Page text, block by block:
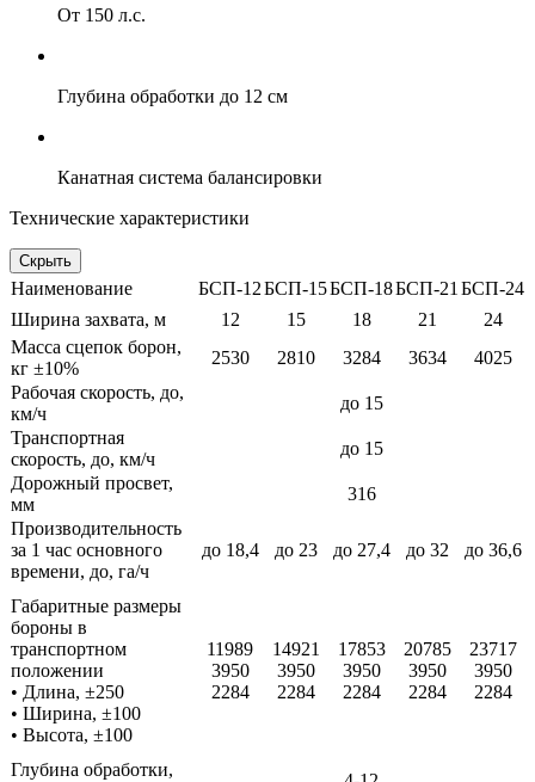
От 150 л.с.
Глубина обработки до 12 см
Канатная система балансировки
Технические характеристики
Скрыть
Наименование БСП-12БСП-15БСП-18БСП-21 БСП-24
Ширина захвата, м
12 15 18 21
24
Масса сцепок борон,
кг ±10%
2530 2810 3284 3634
4025
Рабочая скорость, до,
км/ч
до 15
Транспортная
скорость, до, км/ч
до 15
Дорожный просвет,
мм
316
Производительность
за 1 час основного
времени, до, га/ч
до 18,4 до 23 до 27,4 до 32 до 36,6
Габаритные размеры
бороны в
транспортном
положении
• Длина, ±250
• Ширина, ±100
• Высота, ±100
11989
3950
2284
14921
3950
2284
17853
3950
2284
20785
3950
2284
23717
3950
2284
Глубина обработки,